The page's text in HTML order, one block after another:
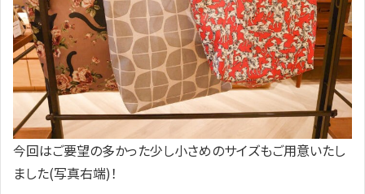
今回はご要望の多かった少し小さめのサイズもご用意いたし
ました(写真右端)！